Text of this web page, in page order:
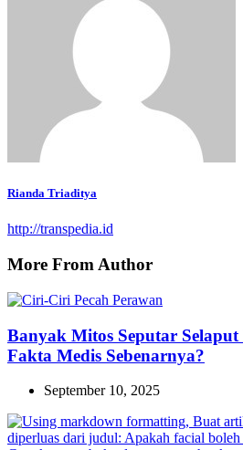
Rianda Triaditya
http://transpedia.id
More From Author
Banyak Mitos Seputar
Fakta Medis Sebenarnya?
September 10, 2025